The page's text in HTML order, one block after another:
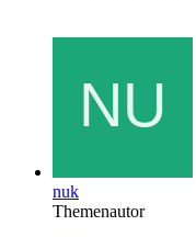
nuk
Themenautor